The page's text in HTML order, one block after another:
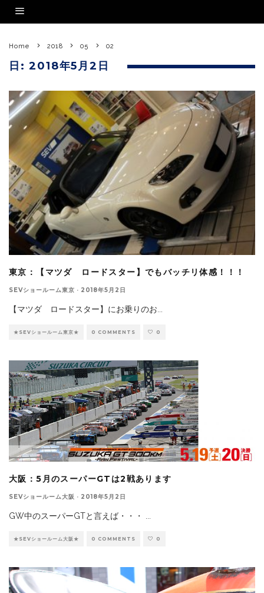
Home 2018 05 02
日:2018年5月2日
東京：【マツダ ロードスター】でもバッチリ体感！！！
SEVショールーム東京 · 2018年5月2日
【マツダ ロードスター】にお乗りのお
★SEVショールーム東京★ 0 COMMENTS 0
大阪：5月のスーパーGTは2戦あります
SEVショールーム大阪 · 2018年5月2日
GW中のスーパーGTと言えば・・・
★SEVショールーム大阪★ 0 COMMENTS 0